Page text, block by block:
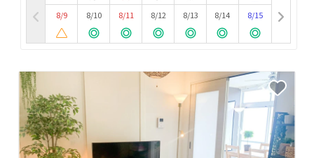
8/9
8/10
8/11
8/12
8/13
8/14
8/15